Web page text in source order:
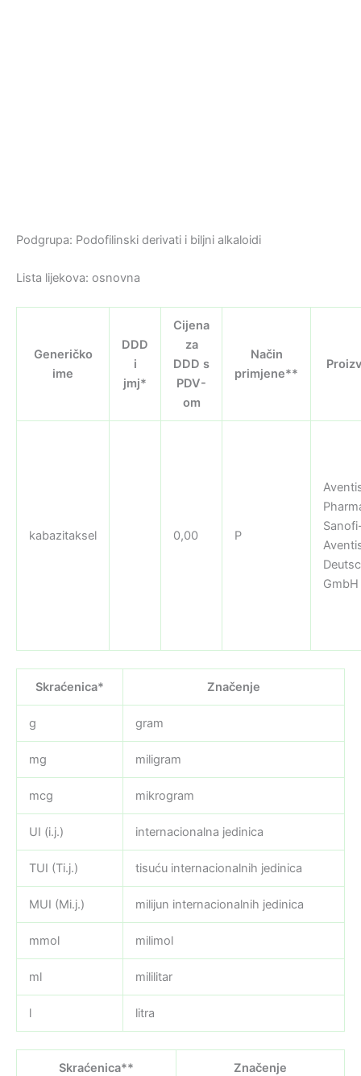
Podgrupa: Podofilinski derivati i biljni alkaloidi
Lista lijekova: osnovna
Generičko
ime
DDD
i
jmj*
Cijena
za
DDD s
PDV-
om
Način
primjene**
kabazitaksel 0,00 P
GmbH
Skraćenica* Značenje
g gram
mg miligram
mcg mikrogram
UI (i.j.) internacionalna jedinica
TUI (Ti.j.) tisuću internacionalnih jedinica
MUI (Mi.j.) milijun internacionalnih jedinica
mmol milimol
ml mililitar
l litra
Skraćenica** Značenje